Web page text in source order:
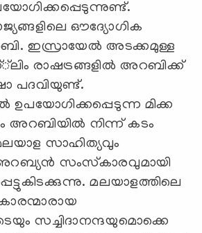
ഔദ്യോഗിക
ഇസ്രായേല്‍ അടക്കമുള്ള
രാഷട്രങ്ങളില്‍ അറബിക്ക്
പദവിയുണ്ട്.
ഉപയോഗിക്കപ്പെടുന്ന മിക്ക
അറബിയില്‍ നിന്ന് കടം
സാഹിത്യവും
സംസ്‌കാരവുമായി
മലയാളത്തിലെ
സച്ചിദാനന്ദയുമൊക്കെ